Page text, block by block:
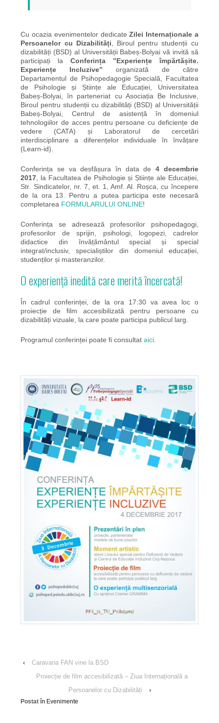
Cu ocazia evenimentelor dedicateZilei Internaționale a
Persoanelor cu Dizabilități , Biroul pentru studenții cu
dizabilități (BSD) al Universității Babeș-Bolyai vă invită să
participați la Conferința ”Experiențe împărtășite.
Experiențe Incluzive” organizată de către
Departamentul de Psihopedagogie Specială, Facultatea
de Psihologie și Științe ale Educației, Universitatea
Babeș-Bolyai, în parteneriat cu Asociația Be Inclusive,
Biroul pentru studenții cu dizabilități (BSD) al Universității
Babeș-Bolyai, Centrul de asistență în domeniul
tehnologiilor de acces pentru persoane cu deficiențe de
vedere (CATA) și Laboratorul de cercetări
interdisciplinare a diferențelor individuale în învățare
(Learn-id).
Conferința se va desfășura în data de 4 decembrie
2017 , la Facultatea de Psihologie și Științe ale Educației,
Str. Sindicatelor, nr. 7, et. 1, Amf. Al. Roșca, cu începere
de la ora 13. Pentru a putea participa este necesară
completarea FORMULARULUI ONLINE!
Conferința se adresează profesorilor psihopedagogi,
profesorilor de sprijin, psihologi, logopezi, cadrelor
didactice din învățământul special și special
integrat/inclusiv, specialiștilor din domeniul educației,
studenților și masteranzilor.
O experiență inedită care merită încercată!
În cadrul conferinței, de la ora 17:30 va avea loc o
proiecție de film accesibilizată pentru persoane cu
dizabilități vizuale, la care poate participa publicul larg.
Programul conferinței poate fi consultataici
‹
Caravana FAN vine la BSD
Proiecție de film accesibilizată – Ziua Internațională a
Persoanelor cu Dizabilități
›
Postat în Evenimente